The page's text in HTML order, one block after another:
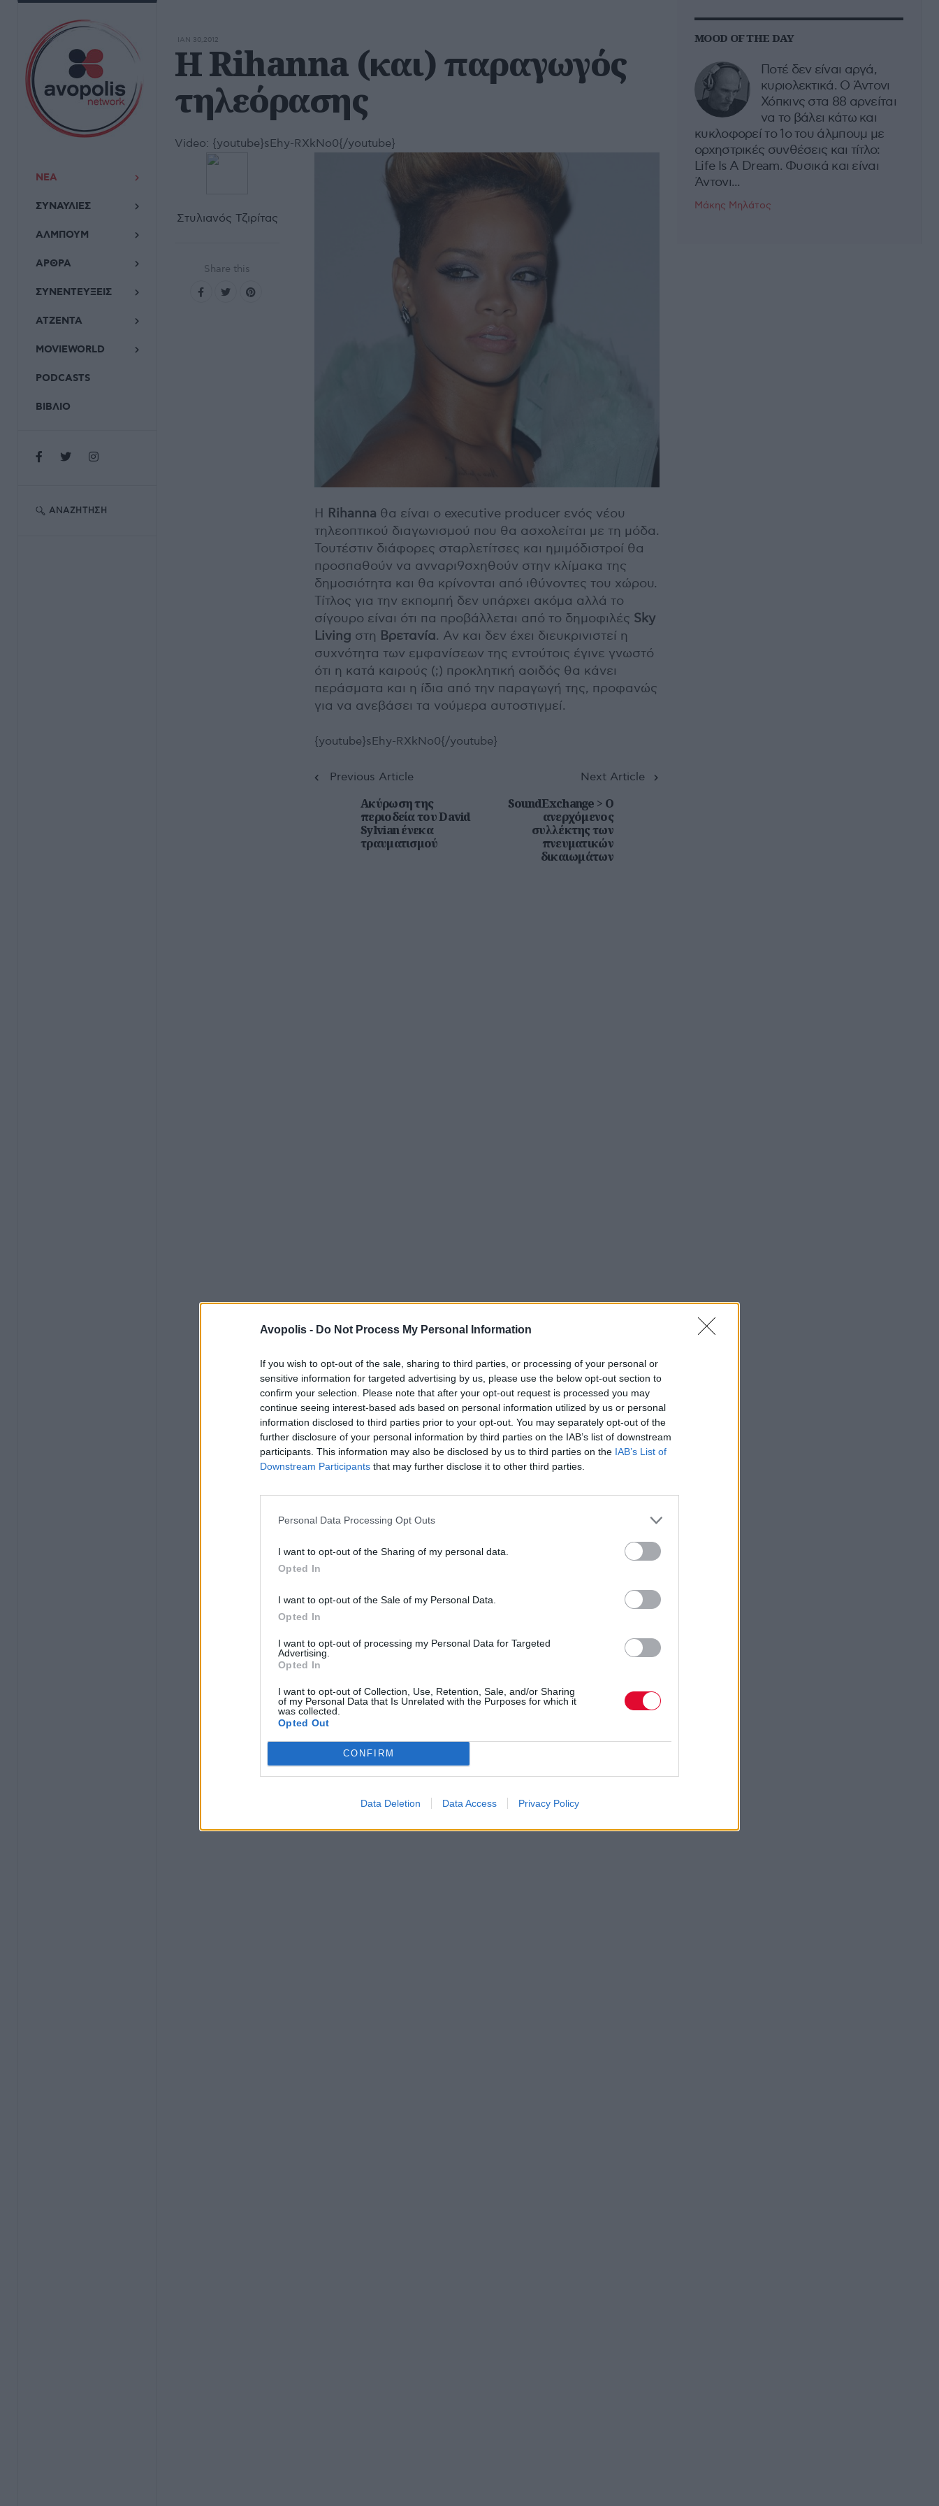
Avopolis - Do Not Process My Personal Information
If you wish to opt-out of the sale, sharing to third parties, or processing of your personal or
sensitive information for targeted advertising by us, please use the below opt-out section to
confirm your selection. Please note that after your opt-out request is processed you may
continue seeing interest-based ads based on personal information utilized by us or personal
information disclosed to third parties prior to your opt-out. You may separately opt-out of the
further disclosure of your personal information by third parties on the IAB’s list of downstream
participants. This information may also be disclosed by us to third parties on the IAB’s List of
Downstream Participants that may further disclose it to other third parties.
Personal Data Processing Opt Outs
I want to opt-out of the Sharing of my personal data.
Opted In
I want to opt-out of the Sale of my Personal Data.
Opted In
I want to opt-out of processing my Personal Data for Targeted
Advertising.
Opted In
I want to opt-out of Collection, Use, Retention, Sale, and/or Sharing
of my Personal Data that Is Unrelated with the Purposes for which it
was collected.
Opted Out
CONFIRM
Data Deletion Data Access Privacy Policy
ΝΕΑ
ΣΥΝΑΥΛΙΕΣ
ΑΛΜΠΟΥΜ
ΑΡΘΡΑ
ΣΥΝΕΝΤΕΥΞΕΙΣ
ΑΤΖΕΝΤΑ
MOVIEWORLD
PODCASTS
ΒΙΒΛΙΟ
ΑΝΑΖΉΤΗΣΗ
ΙΑΝ 30,2012
Η Rihanna (και) παραγωγός
τηλεόρασης
Video: {youtube}sEhy-RXkNo0{/youtube}
Στυλιανός Τζιρίτας
Share this
Η Rihanna θα είναι ο executive producer ενός νέου
τηλεοπτικού διαγωνισμού που θα ασχολείται με τη μόδα.
Τουτέστιν διάφορες σταρλετίτσες και ημιμόδιστροί θα
προσπαθούν να ανναρι9σχηθούν στην κλίμακα της
δημοσιότητα και θα κρίνονται από ιθύνοντες του χώρου.
Τίτλος για την εκπομπή δεν υπάρχει ακόμα αλλά το
σίγουρο είναι ότι πα προβάλλεται από το δημοφιλές Sky
Living στη Βρετανία. Αν και δεν έχει διευκρινιστεί η
συχνότητα των εμφανίσεων της εντούτοις έγινε γνωστό
ότι η κατά καιρούς (;) προκλητική αοιδός θα κάνει
περάσματα και η ίδια από την παραγωγή της, προφανώς
για να ανεβάσει τα νούμερα αυτοστιγμεί.
{youtube}sEhy-RXkNo0{/youtube}
Previous Article
Ακύρωση της
περιοδεία του David
Sylvian ένεκα
τραυματισμού
Next Article
SoundExchange > Ο
ανερχόμενος
συλλέκτης των
πνευματικών
δικαιωμάτων
MOOD OF THE DAY
Ποτέ δεν είναι αργά,
κυριολεκτικά. Ο Άντονι
Χόπκινς στα 88 αρνείται
να το βάλει κάτω και
κυκλοφορεί το 1ο του άλμπουμ με
ορχηστρικές συνθέσεις και τίτλο:
Life Is A Dream. Φυσικά και είναι
Άντονι...
Μάκης Μηλάτος